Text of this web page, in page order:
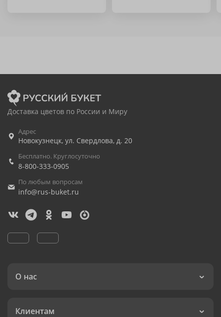
Доставка цветов по России и Миру
Адрес
Новокузнецк, ул. Свердлова, д. 20
Бесплатно. Круглосуточно
8-800-333-0905
По любым вопросам
info@rus-buket.ru
О нас
Клиентам